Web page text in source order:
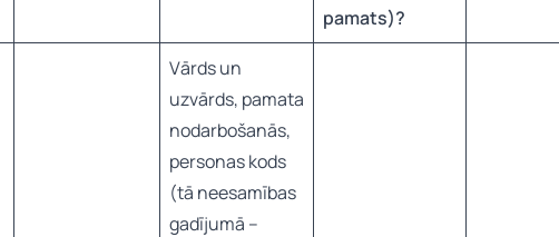
pamats)?
Vārds un
uzvārds, pamata
nodarbošanās,
personas kods
(tā neesamības
gadījumā –